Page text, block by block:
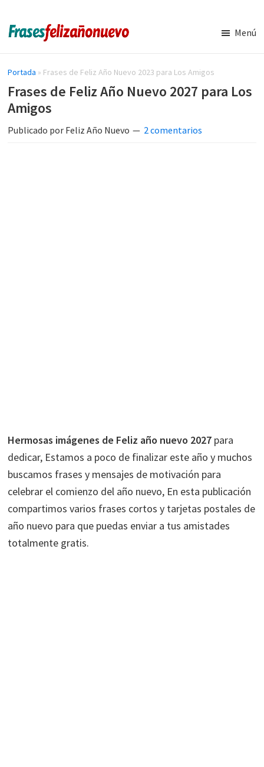
contenido
lateral
principal
Frases
de
Feliz
Año
Nuevo
de
navidad
y
nuevo
Menú
Portada » Frases de Feliz Año Nuevo 2023 para Los Amigos
Frases de Feliz Año Nuevo 2027 para Los
Amigos
Publicado por Feliz Año Nuevo 2 comentarios
Hermosas imágenes de Feliz año nuevo 2027 para
dedicar, Estamos a poco de finalizar este año y muchos
buscamos frases y mensajes de motivación para
celebrar el comienzo del año nuevo, En esta publicación
compartimos varios frases cortos y tarjetas postales de
año nuevo para que puedas enviar a tus amistades
totalmente gratis.